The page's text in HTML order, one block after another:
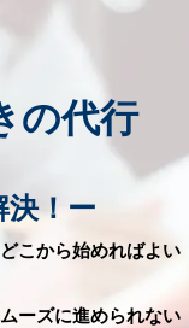
の代行
決！ー
こから始めればよい
ーズに進められない